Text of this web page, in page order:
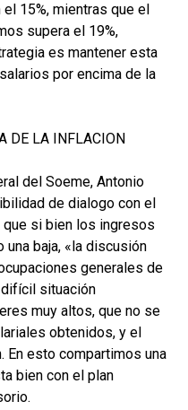
15%, mientras que el
supera el 19%,
es mantener esta
por encima de la
DE LA INFLACION
del Soeme, Antonio
de dialogo con el
que si bien los ingresos
baja, «la discusión
generales de
difícil situación
muy altos, que no se
obtenidos, y el
En esto compartimos una
bien con el plan